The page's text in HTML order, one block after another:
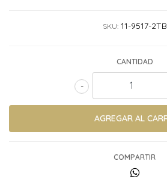
SKU: 11-9517-2TB
CANTIDAD
-
COMPARTIR